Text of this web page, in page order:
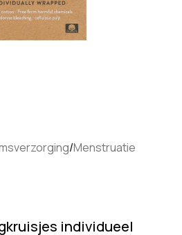
/Menstruatie
individueel